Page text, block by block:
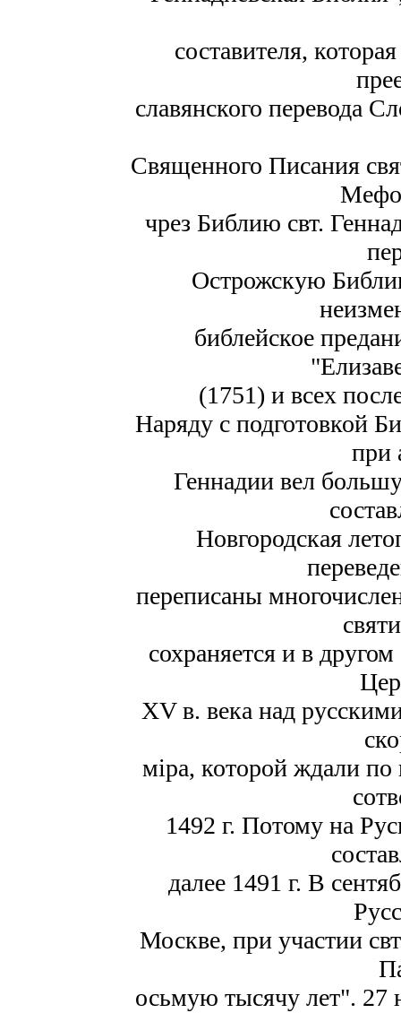
составителя,
славянского перевода
Священного Писания
чрез Библию свт.
Острожскую
библейское
(1751) и всех
Наряду с подготовкой
при
Геннадии вел
Новгородская
переписаны
сохраняется и в
XV в. века над
міра, которой ждали по
1492 г. Потому на
далее 1491 г. В
Москве, при участии
осьмую тысячу лет". 27